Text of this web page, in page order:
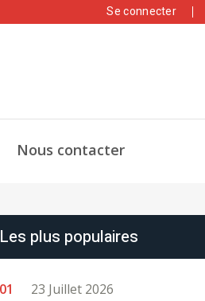
Se connecter
Nous contacter
Les plus populaires
23 Juillet 2026